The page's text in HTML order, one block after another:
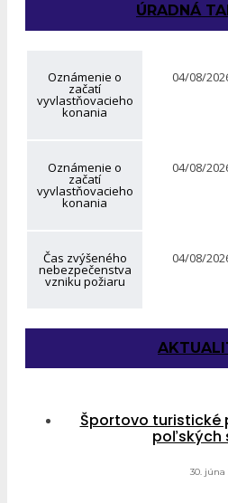
ÚRADNÁ
Oznámenie o
začatí
vyvlastňovacieho
konania
04/08/
Oznámenie o
začatí
vyvlastňovacieho
konania
04/08/
Čas zvýšeného
nebezpečenstva
vzniku požiaru
04/08/
Športovo turistické
poľských
30. júna